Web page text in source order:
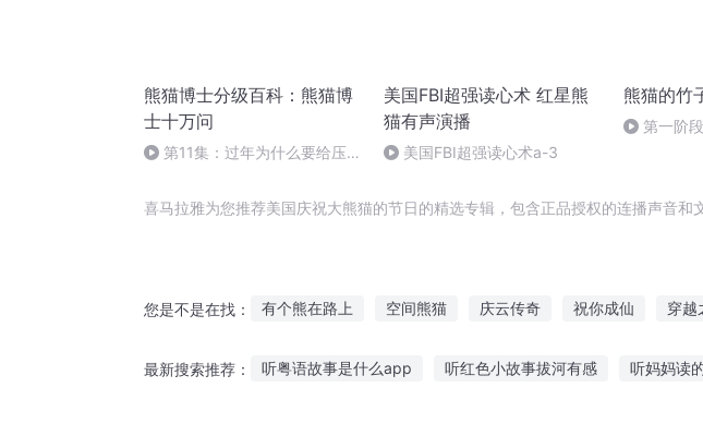
熊猫博士分级百科：熊猫博
士十万问
第11集：过年为什么要给压岁
美国FBI超强读心术 红星熊
猫有声演播
美国FBI超强读心术a-3
熊猫的竹
第一阶
喜马拉雅为您推荐美国庆祝大熊猫的节日的精选专辑，包含正品授权的连播声音和
您是不是在找： 有个熊在路上 空间熊猫 庆云传奇 祝你成仙 穿越
最新搜索推荐： 听粤语故事是什么app 听红色小故事拔河有感 听妈妈读